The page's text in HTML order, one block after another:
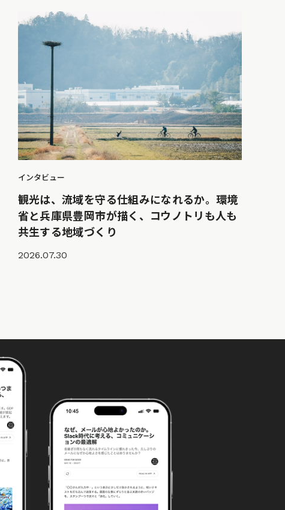
インタビュー
観光は、流域を守る仕組みになれるか。環境
省と兵庫県豊岡市が描く、コウノトリも人も
共生する地域づくり
2026.07.30